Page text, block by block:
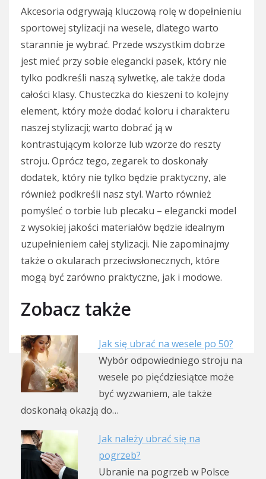
Akcesoria odgrywają kluczową rolę w dopełnieniu
sportowej stylizacji na wesele, dlatego warto
starannie je wybrać. Przede wszystkim dobrze
jest mieć przy sobie elegancki pasek, który nie
tylko podkreśli naszą sylwetkę, ale także doda
całości klasy. Chusteczka do kieszeni to kolejny
element, który może dodać koloru i charakteru
naszej stylizacji; warto dobrać ją w
kontrastującym kolorze lub wzorze do reszty
stroju. Oprócz tego, zegarek to doskonały
dodatek, który nie tylko będzie praktyczny, ale
również podkreśli nasz styl. Warto również
pomyśleć o torbie lub plecaku – elegancki model
z wysokiej jakości materiałów będzie idealnym
uzupełnieniem całej stylizacji. Nie zapominajmy
także o okularach przeciwsłonecznych, które
mogą być zarówno praktyczne, jak i modowe.
Zobacz także
Jak się ubrać na wesele po 50?
Wybór odpowiedniego stroju na
wesele po pięćdziesiątce może
być wyzwaniem, ale także
doskonałą okazją do…
Jak należy ubrać się na
pogrzeb?
Ubranie na pogrzeb w Polsce